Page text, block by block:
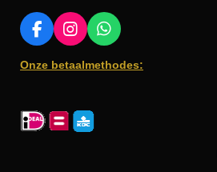
F
C
O
O
I
S
G
R
W
A
Onze betaalmethodes: